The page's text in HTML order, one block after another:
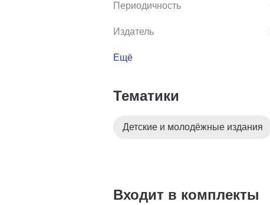
Периодичность
Издатель
Ещё
Тематики
Детские и молодёжные издания
Входит в комплекты